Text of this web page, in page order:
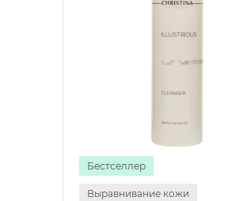
Бестселлер
Выравнивание кожи